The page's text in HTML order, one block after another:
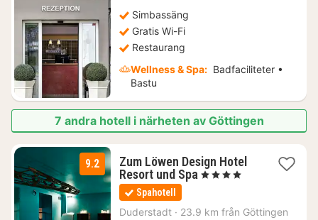
Simbassäng
Gratis Wi-Fi
Restaurang
Wellness & Spa: Badfaciliteter •
Bastu
7 andra hotell i närheten av Göttingen
9.2
Zum Löwen Design Hotel
Resort und Spa 3
984
, 4 Stjärnor
Spahotell
Duderstadt · 23.9 km från Göttingen